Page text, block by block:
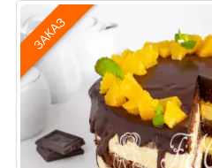
ЗАКАЗ